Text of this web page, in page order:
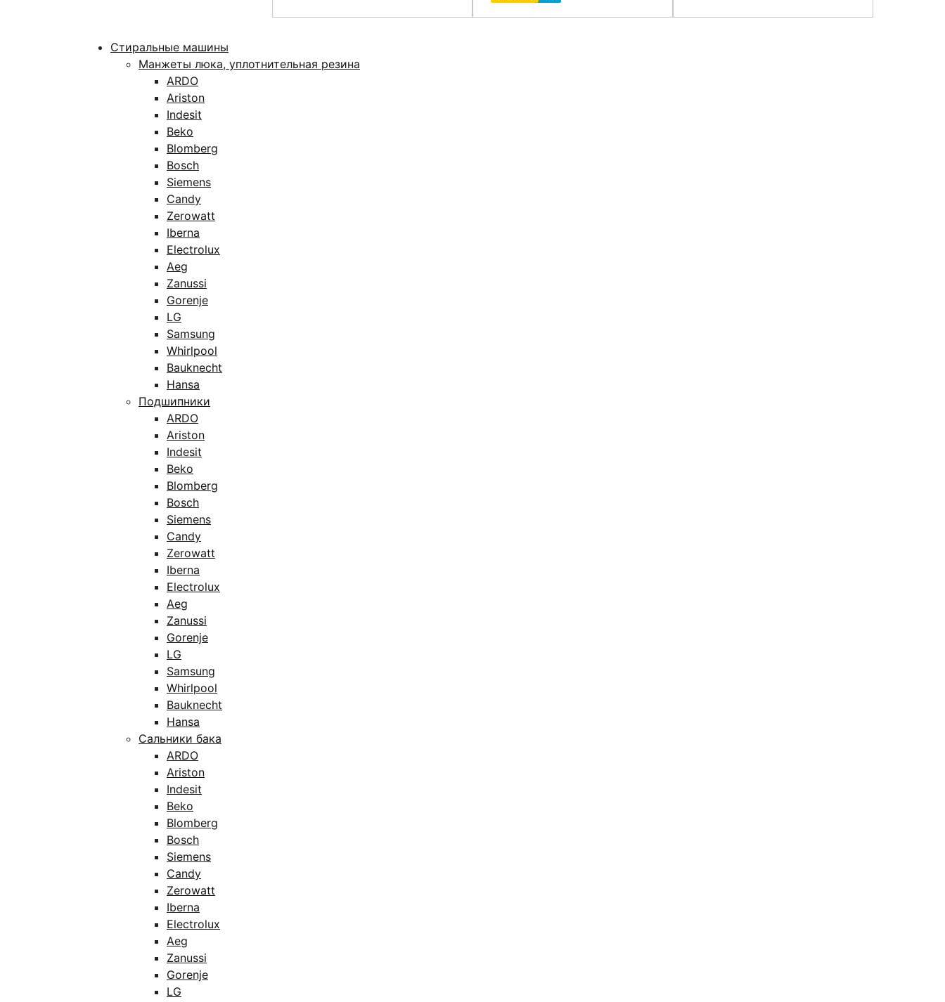
Стиральные машины
Манжеты люка, уплотнительная резина
ARDO
Ariston
Indesit
Beko
Blomberg
Bosch
Siemens
Candy
Zerowatt
Iberna
Electrolux
Aeg
Zanussi
Gorenje
LG
Samsung
Whirlpool
Bauknecht
Hansa
Подшипники
ARDO
Ariston
Indesit
Beko
Blomberg
Bosch
Siemens
Candy
Zerowatt
Iberna
Electrolux
Aeg
Zanussi
Gorenje
LG
Samsung
Whirlpool
Bauknecht
Hansa
Сальники бака
ARDO
Ariston
Indesit
Beko
Blomberg
Bosch
Siemens
Candy
Zerowatt
Iberna
Electrolux
Aeg
Zanussi
Gorenje
LG